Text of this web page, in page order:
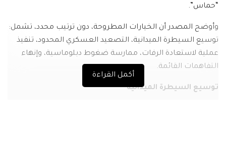
“حماس”.
وأوضح المصدر أن الخيارات المطروحة، دون ترتيب محدد، تشمل:
توسيع السيطرة الميدانية، التصعيد العسكري المحدود، تنفيذ
عملية لاستعادة الرفات، ممارسة ضغوط دبلوماسية، وإنهاء
التفاهمات القائمة.
توسيع السيطرة الميدانية
أكمل القراءة